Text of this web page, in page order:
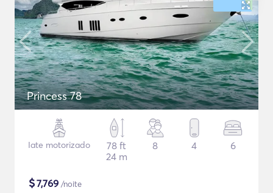
Princess 78
Iate motorizado
78 ft
24 m
8 4 6
$7,769 /noite